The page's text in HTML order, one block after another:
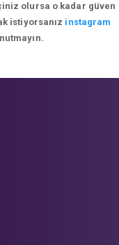
olursa o kadar güven
istiyorsanız instagram